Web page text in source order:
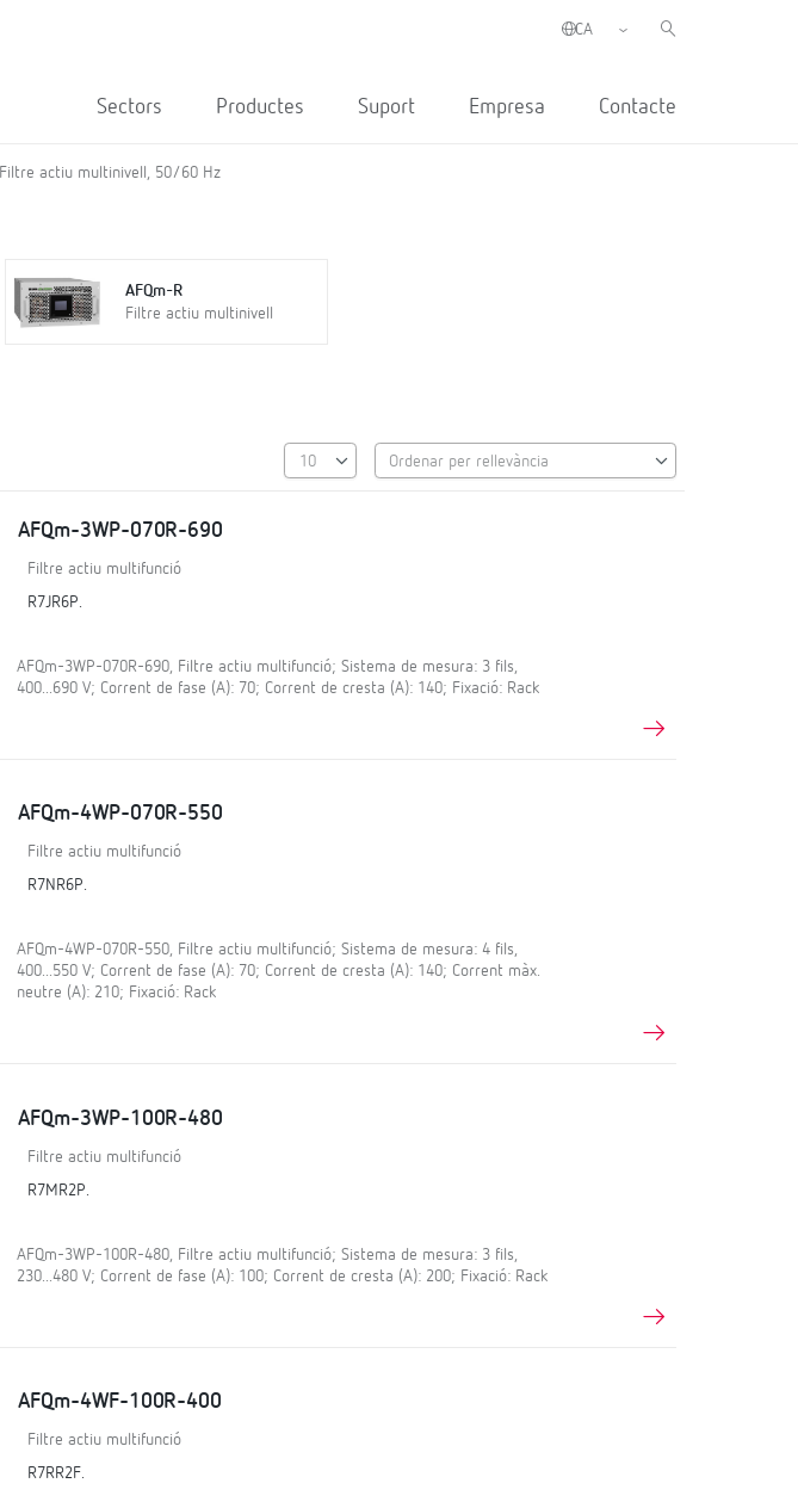
Sectors Productes Suport Empresa Contacte
Filtre actiu multinivell, 50/60 Hz
AFQm-R
Filtre actiu multinivell
AFQm-3WP-070R-690
Filtre actiu multifunció
R7JR6P.
AFQm-3WP-070R-690, Filtre actiu multifunció; Sistema de mesura: 3 fils,
400...690 V; Corrent de fase (A): 70; Corrent de cresta (A): 140; Fixació: Rack
AFQm-4WP-070R-550
Filtre actiu multifunció
R7NR6P.
AFQm-4WP-070R-550, Filtre actiu multifunció; Sistema de mesura: 4 fils,
400...550 V; Corrent de fase (A): 70; Corrent de cresta (A): 140; Corrent màx.
neutre (A): 210; Fixació: Rack
AFQm-3WP-100R-480
Filtre actiu multifunció
R7MR2P.
AFQm-3WP-100R-480, Filtre actiu multifunció; Sistema de mesura: 3 fils,
230...480 V; Corrent de fase (A): 100; Corrent de cresta (A): 200; Fixació: Rack
AFQm-4WF-100R-400
Filtre actiu multifunció
R7RR2F.